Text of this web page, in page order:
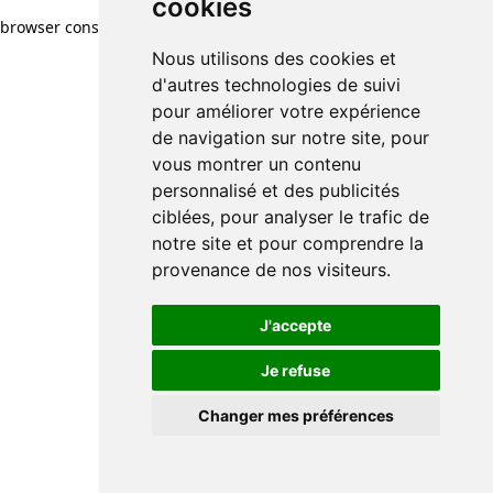
cookies
Nous utilisons des cookies et
d'autres technologies de suivi
pour améliorer votre expérience
de navigation sur notre site, pour
vous montrer un contenu
personnalisé et des publicités
ciblées, pour analyser le trafic de
notre site et pour comprendre la
provenance de nos visiteurs.
J'accepte
Je refuse
Changer mes préférences
browser console for more information)